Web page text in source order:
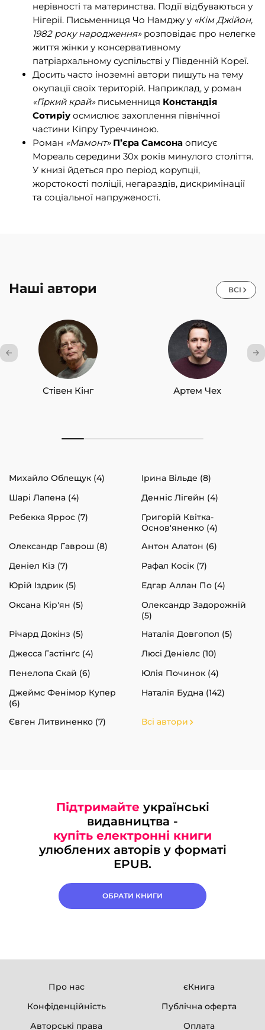
нерівності та материнства. Події відбуваються у
Нігерії. Письменниця Чо Намджу у «Кім Джійон,
1982 року народження»розповідає про нелегке
життя жінки у консервативному
патріархальному суспільстві у Південній Кореї.
Досить часто іноземні автори пишуть на тему
окупації своїх територій. Наприклад, у роман
«Гіркий край»письменниця Констандія
Сотиріу осмислює захоплення північної
частини Кіпру Туреччиною.
Роман «Мамонт» П’єра Самсона описує
Мореаль середини 30х років минулого століття.
У книзі йдеться про період корупції,
жорстокості поліції, негараздів, дискримінації
та соціальної напруженості.
Наші автори ВСІ
Стівен Кінг Артем Чех
Михайло Облещук (4)
Ірина Вільде (8)
Шарі Лапена (4)
Денніс Лігейн (4)
Ребекка Яррос (7)
Григорій Квітка-
Основ'яненко (4)
Олександр Гаврош (8)
Антон Алатон (6)
Деніел Кіз (7)
Рафал Косік (7)
Юрій Іздрик (5)
Едгар Аллан По (4)
Оксана Кір'ян (5)
Олександр Задорожній
(5)
Річард Докінз (5)
Наталія Довгопол (5)
Джесса Гастінґс (4)
Люсі Деніелс (10)
Пенелопа Скай (6)
Юлія Починок (4)
Джеймс Фенімор Купер
(6)
Наталія Будна (142)
Євген Литвиненко (7) Всі автори
Підтримайте українські
видавництва -
купіть електронні книги
улюблених авторів у форматі
EPUB.
ОБРАТИ КНИГИ
Про нас
єКнига
Конфіденційність
Публічна оферта
Авторські права
Оплата